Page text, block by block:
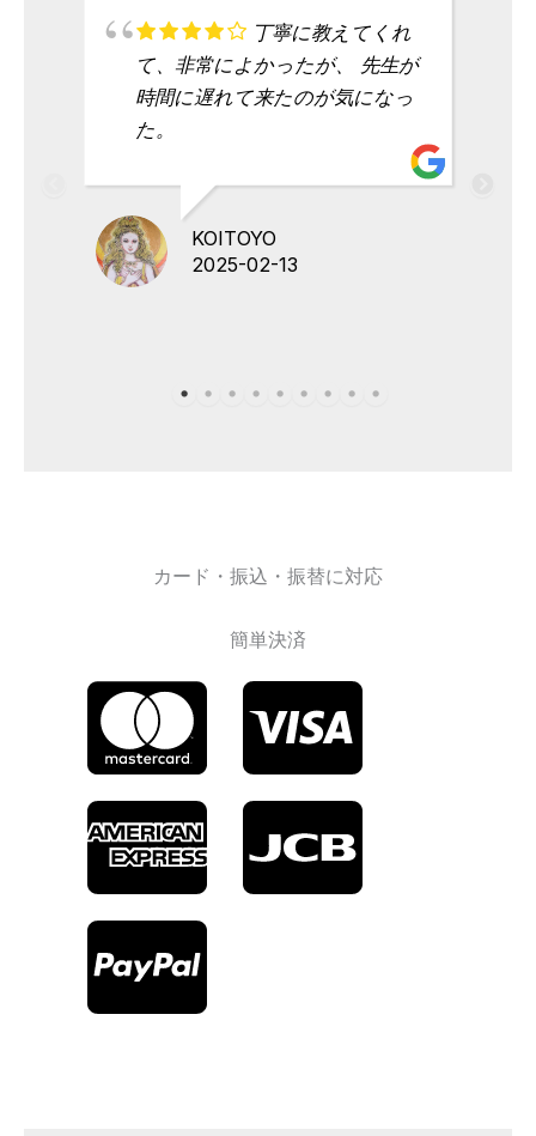
丁寧に教えてくれ
て、非常によかったが、 先生が
時間に遅れて来たのが気になっ
た。
KOITOYO
2025-02-13
カード・振込・振替に対応
簡単決済